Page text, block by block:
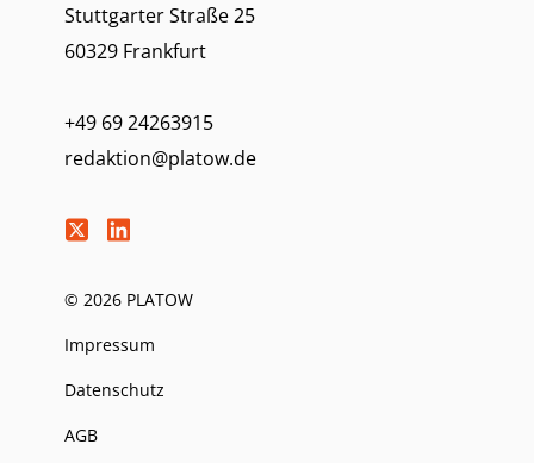
Stuttgarter Straße 25
60329 Frankfurt
+49 69 24263915
redaktion@platow.de
© 2026 PLATOW
Impressum
Datenschutz
AGB